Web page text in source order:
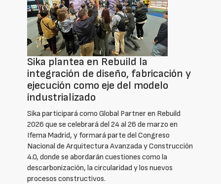
Sika plantea en Rebuild la
integración de diseño, fabricación y
ejecución como eje del modelo
industrializado
Sika participará como Global Partner en Rebuild
2026 que se celebrará del 24 al 26 de marzo en
Ifema Madrid, y formará parte del Congreso
Nacional de Arquitectura Avanzada y Construcción
4.0, donde se abordarán cuestiones como la
descarbonización, la circularidad y los nuevos
procesos constructivos.